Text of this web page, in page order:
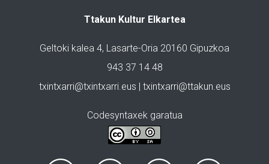
Ttakun Kultur Elkartea
Geltoki kalea 4, Lasarte-Oria 20160 Gipuzkoa
943 37 14 48
txintxarri@txintxarri.eus | txintxarri@ttakun.eus
Codesyntaxek garatua